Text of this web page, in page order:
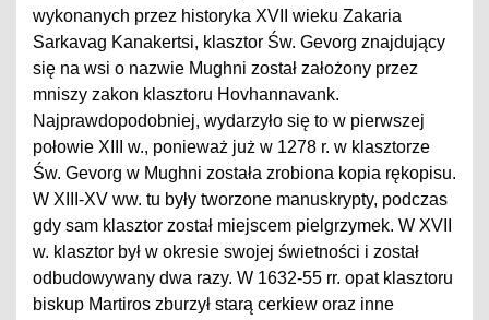
wykonanych przez historyka XVII wieku Zakaria
Sarkavag Kanakertsi, klasztor Św. Gevorg znajdujący
się na wsi o nazwie Mughni został założony przez
mniszy zakon klasztoru Hovhannavank.
Najprawdopodobniej, wydarzyło się to w pierwszej
połowie XIII w., ponieważ już w 1278 r. w klasztorze
Św. Gevorg w Mughni została zrobiona kopia rękopisu.
W XIII-XV ww. tu były tworzone manuskrypty, podczas
gdy sam klasztor został miejscem pielgrzymek. W XVII
w. klasztor był w okresie swojej świetności i został
odbudowywany dwa razy. W 1632-55 rr. opat klasztoru
biskup Martiros zburzył starą cerkiew oraz inne